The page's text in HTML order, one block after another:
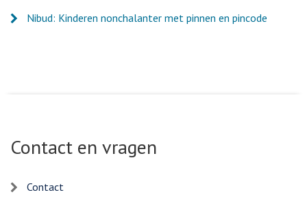
Nibud: Kinderen nonchalanter met pinnen en pincode
Contact en vragen
Contact